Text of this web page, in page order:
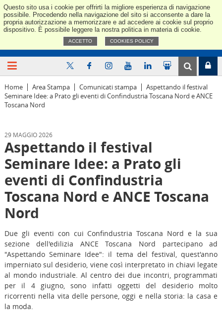
Questo sito usa i cookie per offrirti la migliore esperienza di navigazione
possibile. Procedendo nella navigazione del sito si acconsente a dare la
propria autorizzazione a memorizzare e ad accedere ai cookie sul proprio
dispositivo. È possibile leggere la nostra politica in materia di cookie.
ACCETTO COOKIES POLICY
Home Area Stampa Comunicati stampa
Aspettando il festival
Seminare Idee: a Prato gli eventi di Confindustria Toscana Nord e ANCE
Toscana Nord
29 MAGGIO 2026
Aspettando il festival
Seminare Idee: a Prato gli
eventi di Confindustria
Toscana Nord e ANCE Toscana
Nord
Due gli eventi con cui Confindustria Toscana Nord e la sua
sezione dell'edilizia ANCE Toscana Nord partecipano ad
"Aspettando Seminare Idee": il tema del festival, quest'anno
imperniato sul desiderio, viene così interpretato in chiavi legate
al mondo industriale. Al centro dei due incontri, programmati
per il 4 giugno, sono infatti oggetti del desiderio molto
ricorrenti nella vita delle persone, oggi e nella storia: la casa e
la moda.